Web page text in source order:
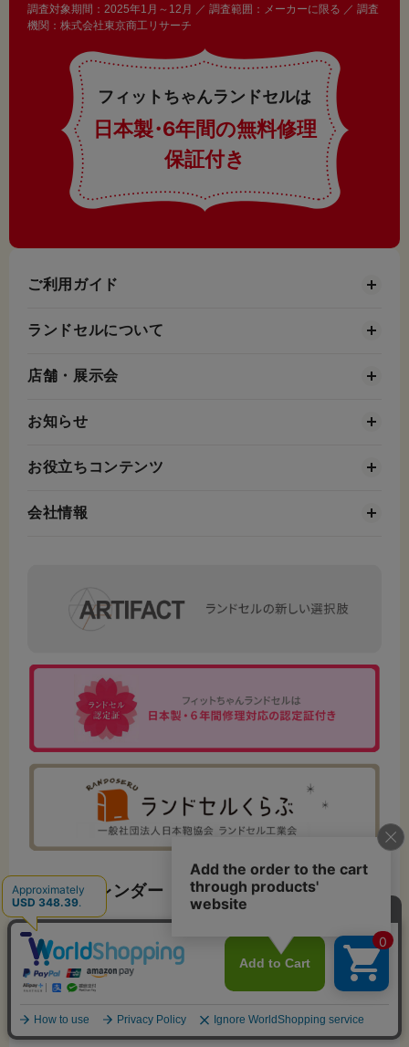
調査対象期間：2025年1月～12月 ／ 調査範囲：メーカーに限る ／ 調査
機関：株式会社東京商工リサーチ
フィットちゃんランドセルは
日本製・6年間の無料修理
保証付き
ご利用ガイド
ランドセルについて
店舗・展示会
お知らせ
お役立ちコンテンツ
会社情報
営業日カレンダー
お問合せ受付時間 10：00～17：45（月～金）